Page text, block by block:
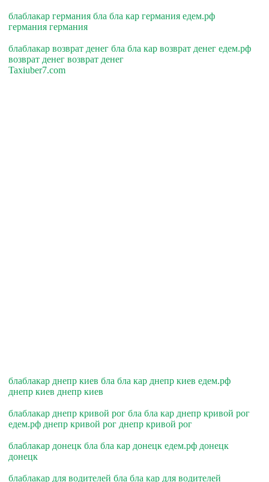
блаблакар германия бла бла кар германия едем.рф
германия германия
блаблакар возврат денег бла бла кар возврат денег едем.рф
возврат денег возврат денег
Taxiuber7.com
блаблакар днепр киев бла бла кар днепр киев едем.рф
днепр киев днепр киев
блаблакар днепр кривой рог бла бла кар днепр кривой рог
едем.рф днепр кривой рог днепр кривой рог
блаблакар донецк бла бла кар донецк едем.рф донецк
донецк
блаблакар для водителей бла бла кар для водителей